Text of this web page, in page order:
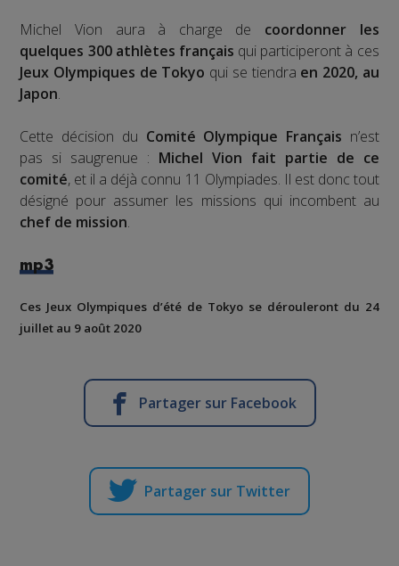
Michel Vion aura à charge de coordonner les
quelques 300 athlètes français qui participeront à ces
Jeux Olympiques de Tokyo qui se tiendra en 2020, au
Japon.
Cette décision du Comité Olympique Français n’est
pas si saugrenue : Michel Vion fait partie de ce
comité, et il a déjà connu 11 Olympiades. Il est donc tout
désigné pour assumer les missions qui incombent au
chef de mission.
mp3
Ces Jeux Olympiques d’été de Tokyo se dérouleront du 24
juillet au 9 août 2020
Partager sur Facebook
Partager sur Twitter